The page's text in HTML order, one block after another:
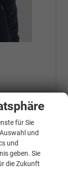
15
für Sie
und
und
geben. Sie
die Zukunft